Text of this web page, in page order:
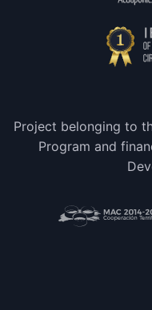
Project belonging to
Program and